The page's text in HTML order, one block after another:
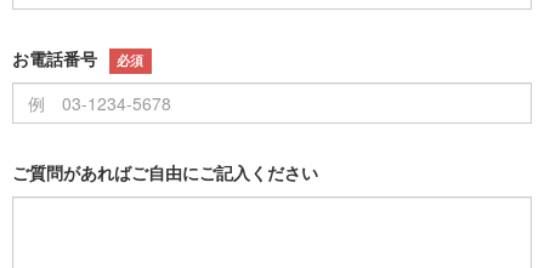
お電話番号 必須
ご質問があればご自由にご記入ください